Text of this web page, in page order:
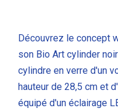
Découvrez le concept
son Bio Art cylinder
cylindre en verre d'un
hauteur de 28,5 cm et
équipé d'un éclairage